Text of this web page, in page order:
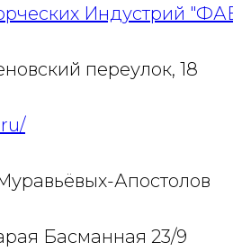
Индустрий
переулок, 18
Апостолов
Басманная 23/9